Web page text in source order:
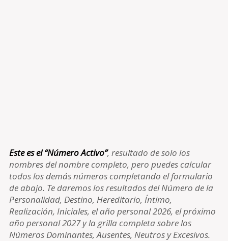
Este es el “Número Activo”, resultado de solo los
nombres del nombre completo, pero puedes calcular
todos los demás números completando el formulario
de abajo. Te daremos los resultados del Número de la
Personalidad, Destino, Hereditario, Íntimo,
Realización, Iniciales, el año personal 2026, el próximo
año personal 2027 y la grilla completa sobre los
Números Dominantes, Ausentes, Neutros y Excesivos.